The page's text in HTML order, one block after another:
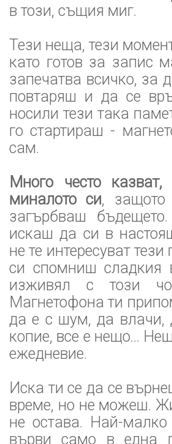
в този, същия миг.
Тези неща, тези
като готов за запис
запечатва всичко, за
повтаряш и да се
носили тези така
го стартираш -
сам.
Много често
миналото си, защото
загърбваш
искаш да си в
не те интересуват
си спомниш сладкия
изживял с този
Магнетофона ти
да е с шум, да влачи,
копие, все е нещо...
ежедневие.
Иска ти се да се
време, но не можеш.
не остава. Най-
върви само в една